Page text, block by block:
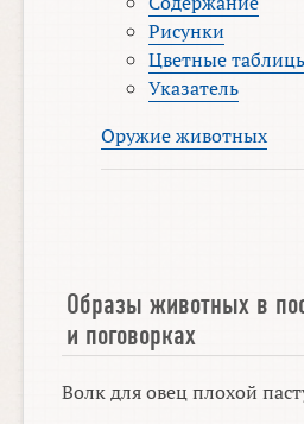
Рисунки
Цветные
Указатель
Оружие животных
Образы животных в
и поговорках
Волк для овец плохой